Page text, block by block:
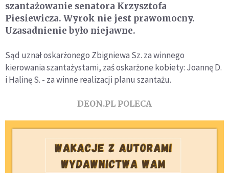
szantażowanie senatora Krzysztofa
Piesiewicza. Wyrok nie jest prawomocny.
Uzasadnienie było niejawne.
Sąd uznał oskarżonego Zbigniewa Sz. za winnego
kierowania szantażystami, zaś oskarżone kobiety: Joannę D.
i Halinę S. - za winne realizacji planu szantażu.
DEON.PL POLECA